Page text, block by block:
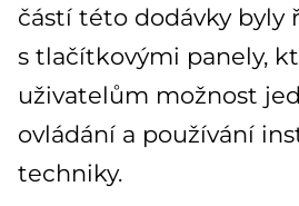
částí této dodávky byly
s tlačítkovými panely,
uživatelům možnost
ovládání a používání
techniky.